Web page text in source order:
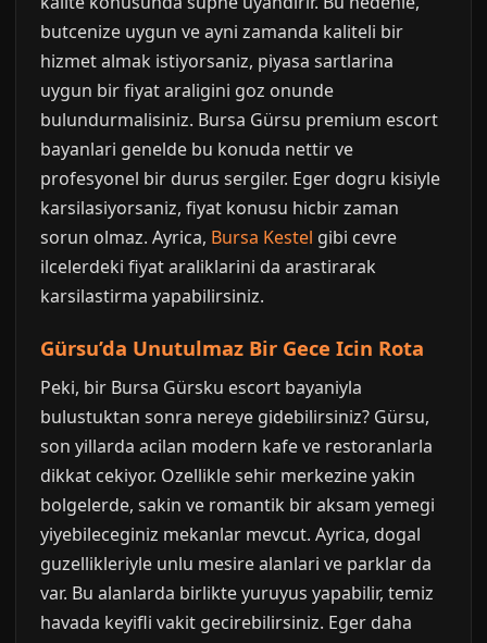
butcenize uygun ve ayni zamanda kaliteli bir
hizmet almak istiyorsaniz, piyasa sartlarina
uygun bir fiyat araligini goz onunde
bulundurmalisiniz. Bursa Gürsu premium escort
bayanlari genelde bu konuda nettir ve
profesyonel bir durus sergiler. Eger dogru kisiyle
karsilasiyorsaniz, fiyat konusu hicbir zaman
sorun olmaz. Ayrica, Bursa Kestel gibi cevre
ilcelerdeki fiyat araliklarini da arastirarak
karsilastirma yapabilirsiniz.
Gürsu’da Unutulmaz Bir Gece Icin Rota
Peki, bir Bursa Gürsku escort bayaniyla
bulustuktan sonra nereye gidebilirsiniz? Gürsu,
son yillarda acilan modern kafe ve restoranlarla
dikkat cekiyor. Ozellikle sehir merkezine yakin
bolgelerde, sakin ve romantik bir aksam yemegi
yiyebileceginiz mekanlar mevcut. Ayrica, dogal
guzellikleriyle unlu mesire alanlari ve parklar da
var. Bu alanlarda birlikte yuruyus yapabilir, temiz
havada keyifli vakit gecirebilirsiniz. Eger daha